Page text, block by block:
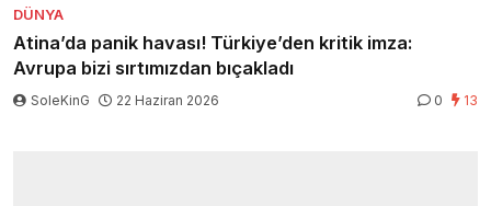
DÜNYA
Atina’da panik havası! Türkiye’den kritik imza:
Avrupa bizi sırtımızdan bıçakladı
SoleKinG 22 Haziran 2026 0 13